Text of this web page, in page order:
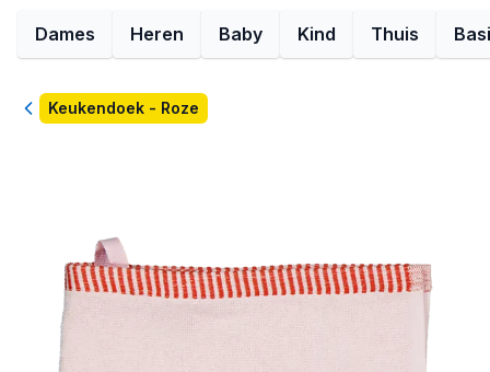
Dames Heren Baby Kind Thuis
TerugKeukendoek - Roze